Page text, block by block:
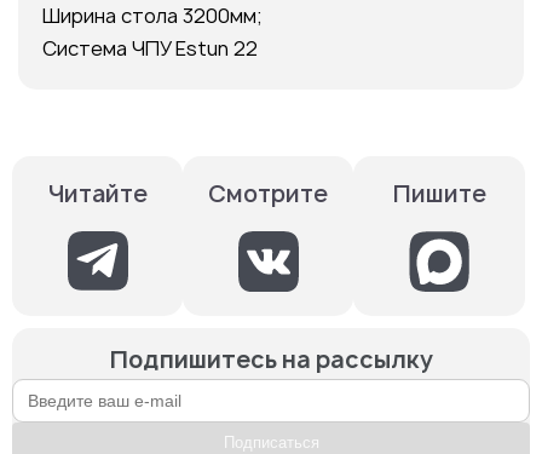
Ширина стола 3200мм;
Система ЧПУ Estun 22
Читайте Смотрите Пишите
Подпишитесь на рассылку
Подпиcаться